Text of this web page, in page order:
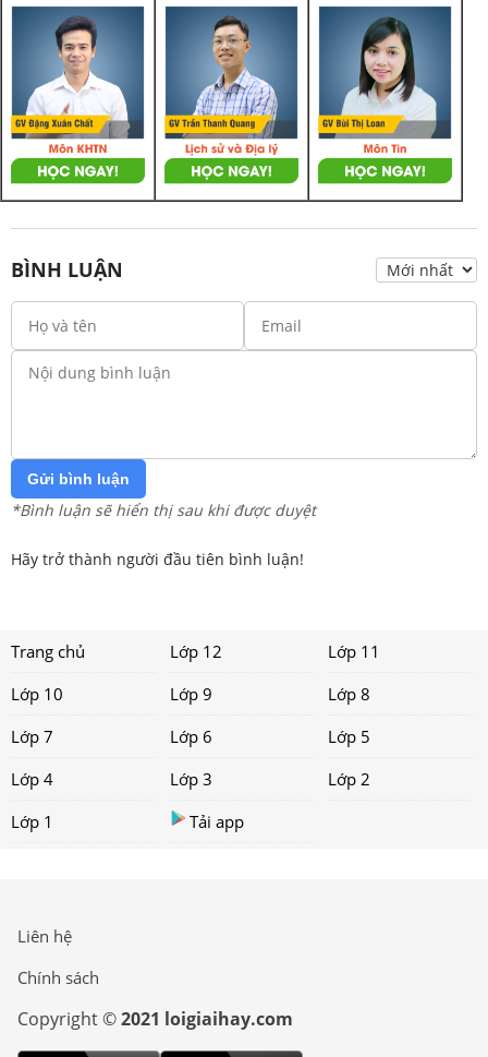
BÌNH LUẬN
Gửi bình luận
*Bình luận sẽ hiển thị sau khi được duyệt
Hãy trở thành người đầu tiên bình luận!
Trang chủ Lớp 12
Lớp 11
Lớp 10
Lớp 9
Lớp 8
Lớp 7
Lớp 6
Lớp 5
Lớp 4
Lớp 3
Lớp 2
Lớp 1
Tải app
Liên hệ
Chính sách
Copyright ©2021 loigiaihay.com